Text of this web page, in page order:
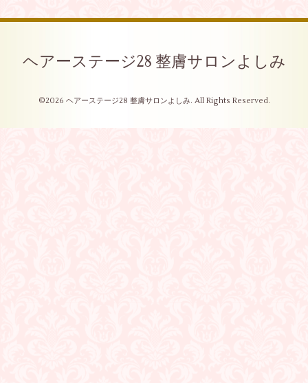
ヘアーステージ28 整膚サロンよしみ
©2026 ヘアーステージ28 整膚サロンよしみ. All Rights Reserved.